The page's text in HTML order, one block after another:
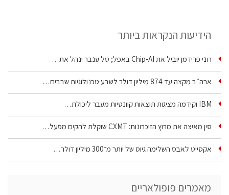
הידיעות הנקראות ביותר
רוני פרידמן יוביל את Chip‑AI באפל; טל ענבר ינהל את…
ארה״ב מקצה עד 874 מיליון דולר לשבע טכנולוגיות שבבים…
IBM וקידמה מציגות תוצאות קוונטיות מעבר ליכולת…
סין מאיצה את מרוץ הזיכרונות: CXMT שוקלת להקים מפעל…
אקסייט לאבס השלימה גיוס של יותר מ־300 מיליון דולר…
מאמרים פופולאריים